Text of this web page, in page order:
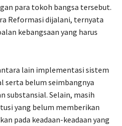
para tokoh bangsa tersebut.
Reformasi dijalani, ternyata
kebangsaan yang harus
lain implementasi sistem
serta belum seimbangnya
substansial. Selain, masih
yang belum memberikan
pada keadaan-keadaan yang